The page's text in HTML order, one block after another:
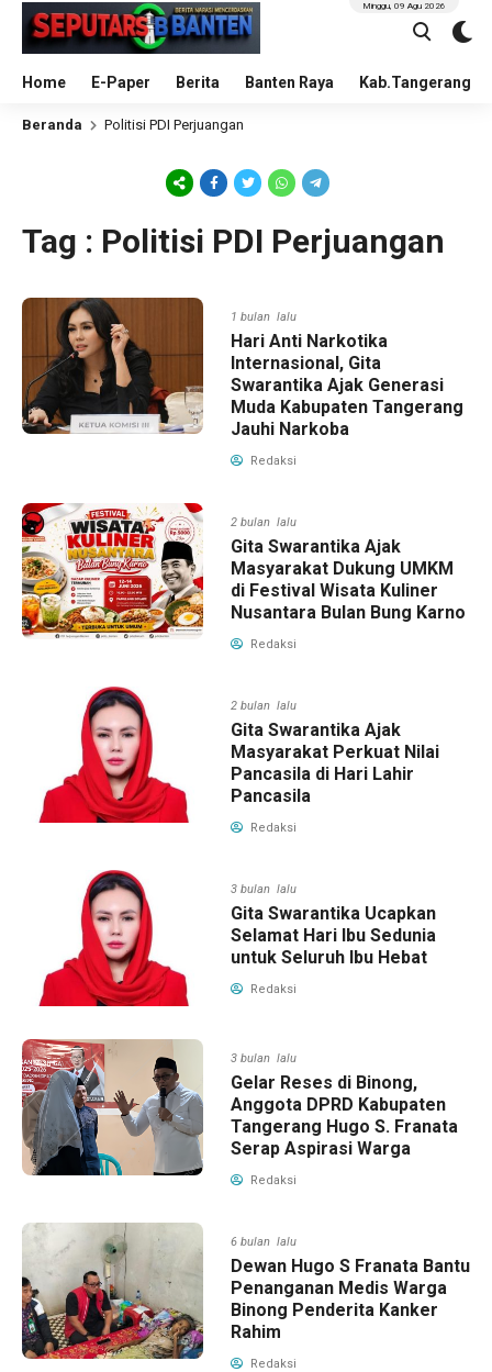
Home E-Paper Berita Banten Raya Kab.Tangerang
Minggu, 09 Agu 2026
Beranda Politisi PDI Perjuangan
Tag : Politisi PDI Perjuangan
1 bulan lalu
Hari Anti Narkotika
Internasional, Gita
Swarantika Ajak Generasi
Muda Kabupaten Tangerang
Jauhi Narkoba
Redaksi
2 bulan lalu
Gita Swarantika Ajak
Masyarakat Dukung UMKM
di Festival Wisata Kuliner
Nusantara Bulan Bung Karno
Redaksi
2 bulan lalu
Gita Swarantika Ajak
Masyarakat Perkuat Nilai
Pancasila di Hari Lahir
Pancasila
Redaksi
3 bulan lalu
Gita Swarantika Ucapkan
Selamat Hari Ibu Sedunia
untuk Seluruh Ibu Hebat
Redaksi
3 bulan lalu
Gelar Reses di Binong,
Anggota DPRD Kabupaten
Tangerang Hugo S. Franata
Serap Aspirasi Warga
Redaksi
6 bulan lalu
Dewan Hugo S Franata Bantu
Penanganan Medis Warga
Binong Penderita Kanker
Rahim
Redaksi